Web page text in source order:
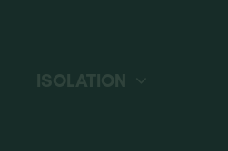
ISOLATION